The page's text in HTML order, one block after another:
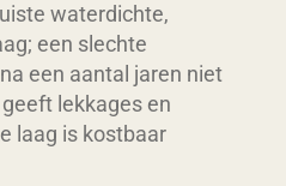
waterdichte,
een slechte
een aantal jaren niet
lekkages en
laag is kostbaar